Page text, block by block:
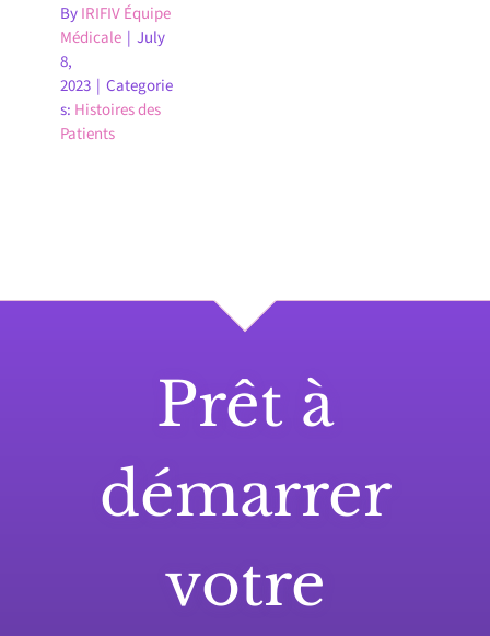
ByIRIFIV Équipe
Médicale | July
8,
2023 | Categorie
s: Histoires des
Patients
Prêt à
démarrer
votre